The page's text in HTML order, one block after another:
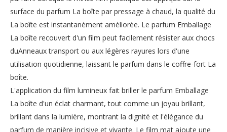
surface du parfum La boîte par pressage à chaud, la qualité du
La boîte est instantanément améliorée. Le parfum Emballage
La boîte recouvert d'un film peut facilement résister aux chocs
duAnneaux transport ou aux légères rayures lors d'une
utilisation quotidienne, laissant le parfum dans le coffre-fort La
boîte.
L'application du film lumineux fait briller le parfum Emballage
La boîte d'un éclat charmant, tout comme un joyau brillant,
brillant dans la lumière, montrant la dignité et l'élégance du
parfum de manière incisive et vivante. Le film mat ajoute une